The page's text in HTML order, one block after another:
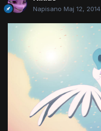
Napisano Maj 12, 2014